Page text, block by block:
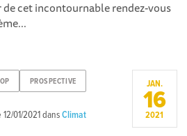
cet incontournable rendez-vous
PROSPECTIVE
12/01/2021dansClimat
JAN.
16
2021